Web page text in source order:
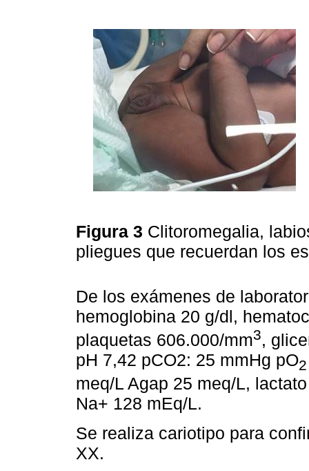
Figura 3 Clitoromegalia,
pliegues que recuerdan los
De los exámenes de
hemoglobina 20 g/dl,
plaquetas 606.000/mm3,
pH 7,42 pCO2: 25 mmHg pO2
meq/L Agap 25 meq/L,
Na+ 128 mEq/L.
Se realiza cariotipo para
XX.